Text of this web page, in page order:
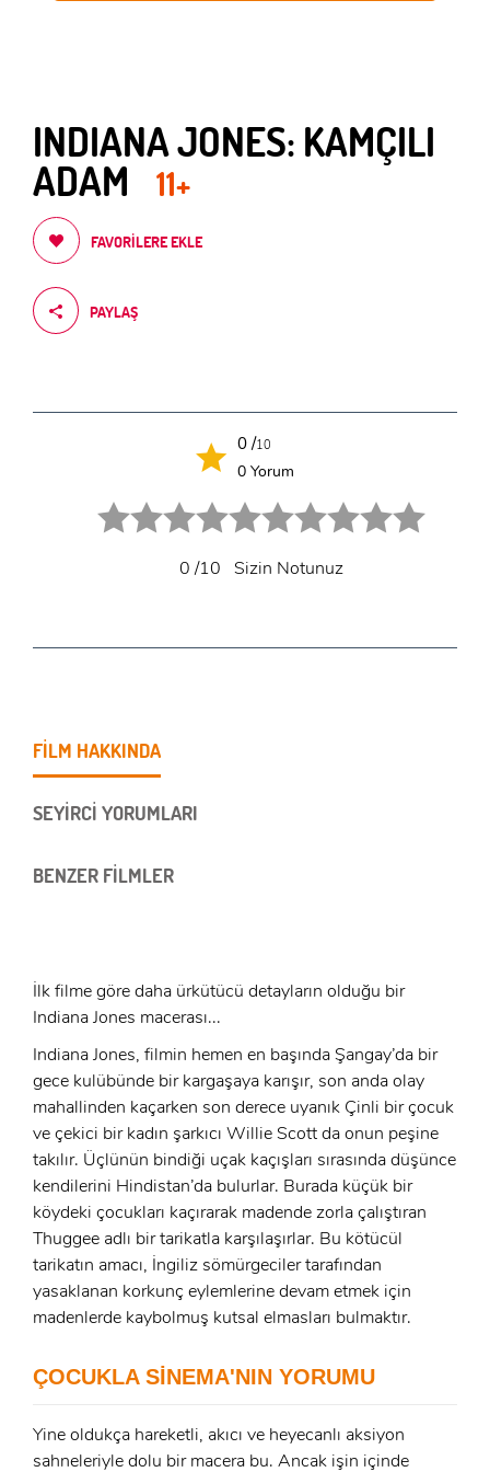
GIRIŞ YAP
E-Posta:
x
ÜYE OL
Ad Soyad:
E-Posta:
INDIANA JONES: KAMÇILI
ADAM 11+
FAVORILERE EKLE
PAYLAŞ
0 /10
0 Yorum
0/10 Sizin Notunuz
FİLM HAKKINDA
SEYİRCİ YORUMLARI
BENZER FİLMLER
İlk filme göre daha ürkütücü detayların olduğu bir
Indiana Jones macerası...
Indiana Jones, filmin hemen en başında Şangay’da bir
gece kulübünde bir kargaşaya karışır, son anda olay
mahallinden kaçarken son derece uyanık Çinli bir çocuk
ve çekici bir kadın şarkıcı Willie Scott da onun peşine
takılır. Üçlünün bindiği uçak kaçışları sırasında düşünce
kendilerini Hindistan’da bulurlar. Burada küçük bir
köydeki çocukları kaçırarak madende zorla çalıştıran
Thuggee adlı bir tarikatla karşılaşırlar. Bu kötücül
tarikatın amacı, İngiliz sömürgeciler tarafından
yasaklanan korkunç eylemlerine devam etmek için
madenlerde kaybolmuş kutsal elmasları bulmaktır.
ÇOCUKLA SİNEMA'NIN YORUMU
Yine oldukça hareketli, akıcı ve heyecanlı aksiyon
sahneleriyle dolu bir macera bu. Ancak işin içinde